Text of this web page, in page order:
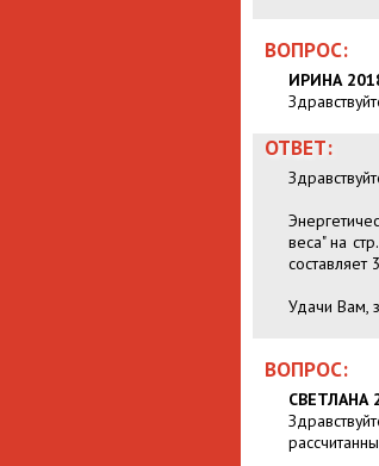
ВОПРОС:
ИРИНА
ОТВЕТ:
веса" на
составляет
Удачи Вам,
ВОПРОС:
СВЕТЛАНА